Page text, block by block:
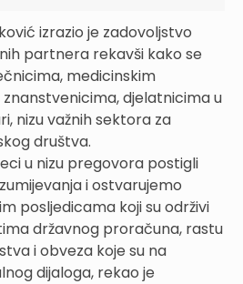
izrazio je zadovoljstvo
partnera rekavši kako se
medicinskim
djelatnicima u
nizu važnih sektora za
društva.
u nizu pregovora postigli
i ostvarujemo
posljedicama koji su održivi
državnog proračuna, rastu
i obveza koje su na
dijaloga, rekao je